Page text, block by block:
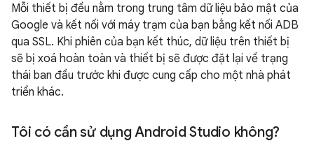
Mỗi thiết bị đều nằm trong trung tâm dữ liệu bảo mật của
Google và kết nối với máy trạm của bạn bằng kết nối ADB
qua SSL. Khi phiên của bạn kết thúc, dữ liệu trên thiết bị
sẽ bị xoá hoàn toàn và thiết bị sẽ được đặt lại về trạng
thái ban đầu trước khi được cung cấp cho một nhà phát
triển khác.
Tôi có cần sử dụng Android Studio không?